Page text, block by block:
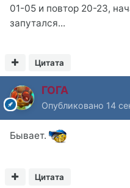
01-05 и повтор 20-23,
запутался...
Цитата
ГОГА
Опубликовано 14
Бывает.
Цитата